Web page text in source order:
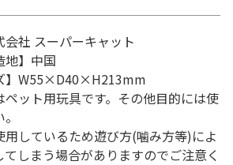
会社 スーパーキャット
地】中国
】W55×D40×H213mm
ペット用玩具です。その他目的には使
用しているため遊び方(噛み方等)によ
しまう場合がありますのでご注意く